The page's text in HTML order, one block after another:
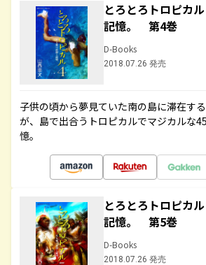
とろとろトロピカ
記憶。 第4巻
D-Books
2018.07.26 発売
子供の頃から夢見ていた南の島に滞在す
が、島で出合うトロピカルでマジカルな
憶。
とろとろトロピカ
記憶。 第5巻
D-Books
2018.07.26 発売